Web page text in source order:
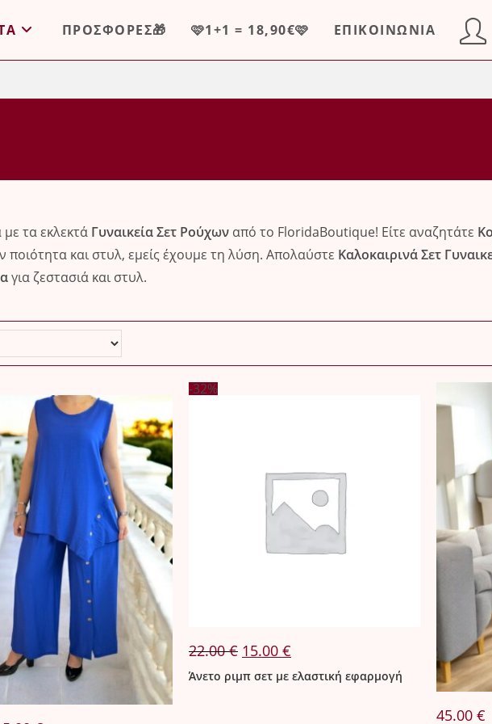
ΠΡΟΣΦΟΡΕΣ🎁 🩷1+1 = 18,90€🩷 ΕΠΙΚΟΙΝΩΝΙΑ
τα εκλεκτά Γυναικεία Σετ Ρούχων από το FloridaBoutique! Είτε αναζητάτε
και στυλ, εμείς έχουμε τη λύση. Απολαύστε Καλοκαιρινά Σετ
για ζεστασιά και στυλ.
-32%
22.00€ Original
price
was:
22.00 €.
15.00 €Η
τρέχουσα
τιμή
είναι:
Άνετο ριμπ σετ με ελαστική εφαρμογή
45.00€